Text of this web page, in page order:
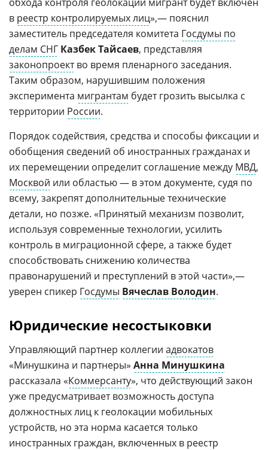
в реестр контролируемых лиц»,— пояснил
заместитель председателя комитета Госдумы по
делам СНГ Казбек Тайсаев, представляя
законопроектво время пленарного заседания.
Таким образом, нарушившим положения
эксперимента мигрантам будет грозить высылка с
территории России.
Порядок содействия, средства и способы фиксации и
обобщения сведений об иностранных гражданах и
их перемещении определит соглашение между МВД,
Москвой или областью — в этом документе, судя по
всему, закрепят дополнительные технические
детали, но позже. «Принятый механизм позволит,
используя современные технологии, усилить
контроль в миграционной сфере, а также будет
способствовать снижению количества
правонарушений и преступлений в этой части»,—
уверен спикер Госдумы Вячеслав Володин.
Юридические несостыковки
Управляющий партнер коллегии адвокатов
«Минушкина и партнеры» Анна Минушкина
рассказала «Коммерсанту», что действующий закон
уже предусматривает возможность доступа
должностных лиц к геолокации мобильных
устройств, но эта норма касается только
иностранных граждан, включенных в реестр